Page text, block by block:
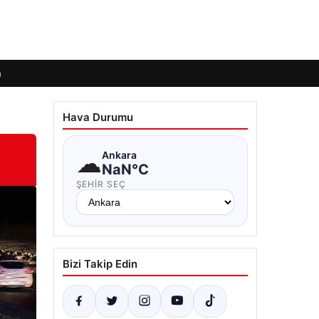
Hava Durumu
☁Ankara
NaN°C
ŞEHIR SEÇ
Bizi Takip Edin